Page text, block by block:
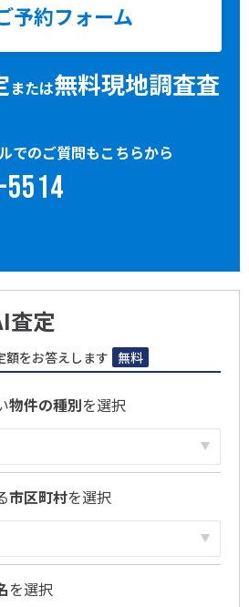
予約フォーム
または無料現地調査査
でのご質問もこちらから
査定
額をお答えします 無料
物件の種別を選択
市区町村を選択
を選択